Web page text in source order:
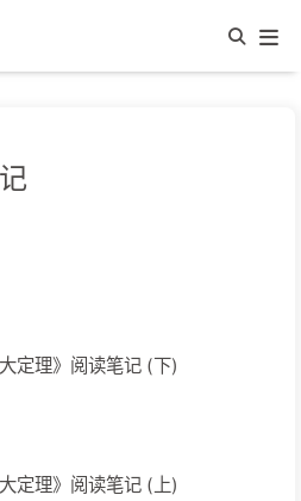
定理》阅读笔记 (下)
定理》阅读笔记 (上)